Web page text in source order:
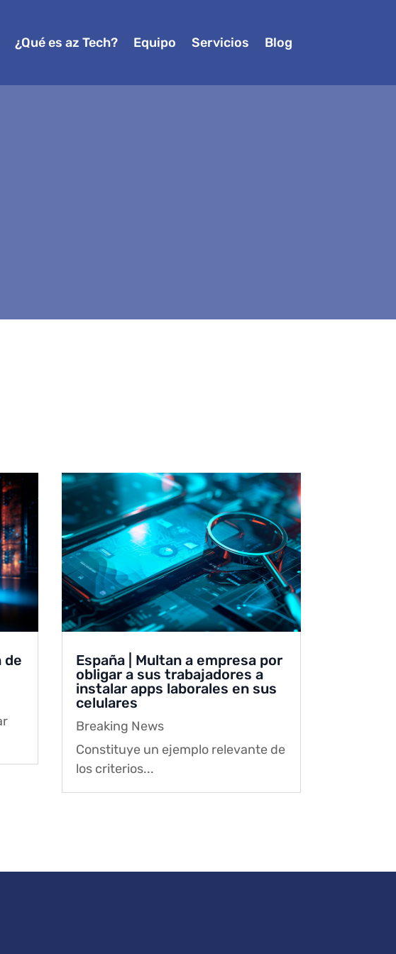
¿Qué es az Tech? Equipo Servicios Blog
de
España | Multan a empresa por
obligar a sus trabajadores a
instalar apps laborales en sus
celulares
Breaking News
Constituye un ejemplo relevante de
los criterios...